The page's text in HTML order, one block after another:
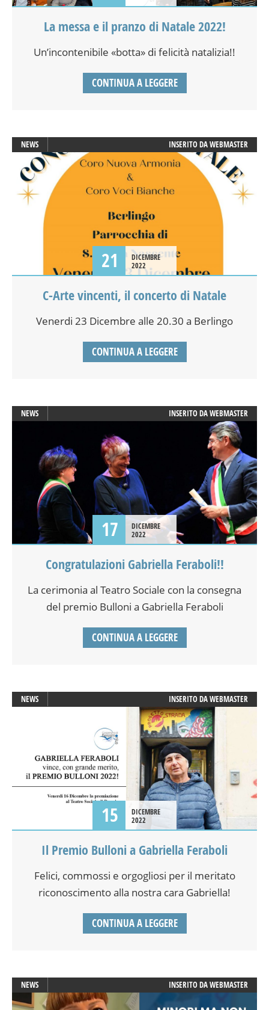
La messa e il pranzo di Natale 2022!
Un’incontenibile «botta» di felicità natalizia!!
CONTINUA A LEGGERE
NEWS INSERITO DAWEBMASTER
21
DICEMBRE
2022
C-Arte vincenti, il concerto di Natale
Venerdi 23 Dicembre alle 20.30 a Berlingo
CONTINUA A LEGGERE
NEWS INSERITO DAWEBMASTER
17
DICEMBRE
2022
Congratulazioni Gabriella Feraboli!!
La cerimonia al Teatro Sociale con la consegna
del premio Bulloni a Gabriella Feraboli
CONTINUA A LEGGERE
NEWS INSERITO DAWEBMASTER
15
DICEMBRE
2022
Il Premio Bulloni a Gabriella Feraboli
Felici, commossi e orgogliosi per il meritato
riconoscimento alla nostra cara Gabriella!
CONTINUA A LEGGERE
NEWS INSERITO DAWEBMASTER